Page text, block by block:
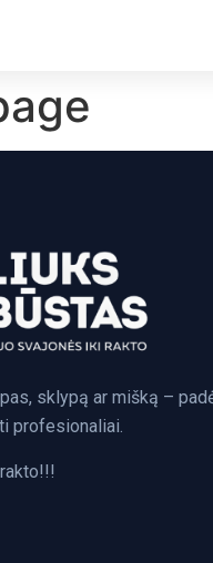
sklypą ar mišką –
profesionaliai.